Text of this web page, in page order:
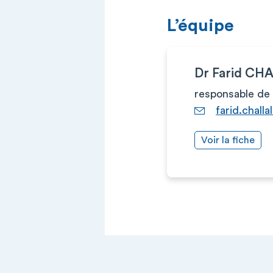
L’équipe
Dr Farid
responsable
Voir la fiche